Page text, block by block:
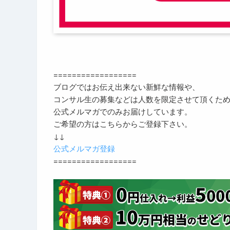
==================
ブログではお伝え出来ない新鮮な情報や、
コンサル生の募集などは人数を限定させて頂くため
公式メルマガでのみお届けしています。
ご希望の方はこちらからご登録下さい。
↓↓
公式メルマガ登録
==================